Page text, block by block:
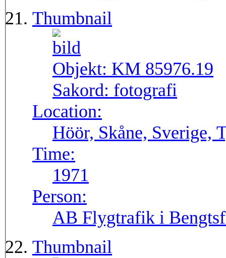
Thumbnail
Objekt: KM 85976.19
Sakord: fotografi
Location:
Höör, Skåne, Sverige,
Time:
1971
Person:
AB Flygtrafik i
Thumbnail